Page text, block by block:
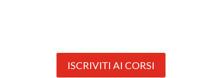
ISCRIVITI AI CORSI